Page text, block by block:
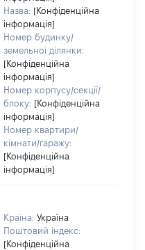
Назва: [Конфіденційна
інформація]
Номер будинку/
земельної ділянки:
[Конфіденційна
інформація]
Номер корпусу/секції/
блоку: [Конфіденційна
інформація]
Номер квартири/
кімнати/гаражу:
[Конфіденційна
інформація]
Країна: Україна
Поштовий індекс:
[Конфіденційна